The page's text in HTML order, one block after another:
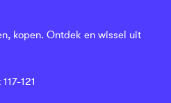
kopen. Ontdek en wissel uit
121